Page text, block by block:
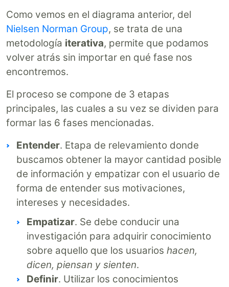
Como vemos en el diagrama anterior, del
Nielsen Norman Group, se trata de una
metodología iterativa, permite que podamos
volver atrás sin importar en qué fase nos
encontremos.
El proceso se compone de 3 etapas
principales, las cuales a su vez se dividen para
formar las 6 fases mencionadas.
Entender. Etapa de relevamiento donde
buscamos obtener la mayor cantidad posible
de información y empatizar con el usuario de
forma de entender sus motivaciones,
intereses y necesidades.
Empatizar. Se debe conducir una
investigación para adquirir conocimiento
sobre aquello que los usuarios hacen,
dicen, piensan y sienten.
Definir. Utilizar los conocimientos